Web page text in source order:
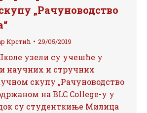
„Рачуноводство
Крстић 29/05/2019
узели су учешће у
научних и стручних
скупу „Рачуноводство
на BLC College-у у
су студенткиње Милица